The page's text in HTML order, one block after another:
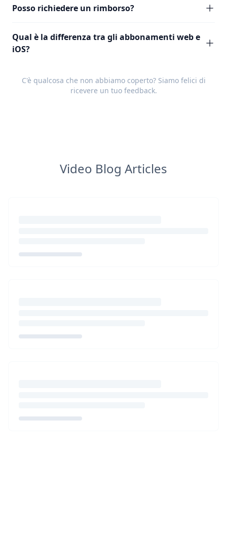
Posso richiedere un rimborso?
Qual è la differenza tra gli abbonamenti web e
iOS?
C'è qualcosa che non abbiamo coperto? Siamo felici di
ricevere un tuo feedback.
Video Blog Articles